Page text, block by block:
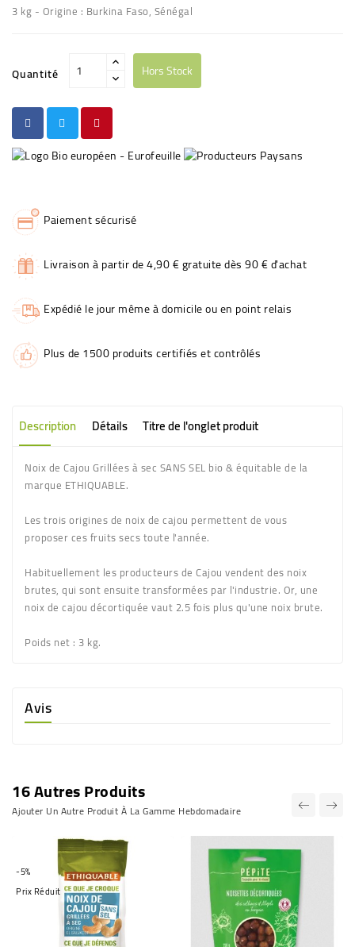
3 kg - Origine : Burkina Faso, Sénégal
Quantité Hors Stock
Paiement sécurisé
Livraison à partir de 4,90 € gratuite dès 90 € d'achat
Expédié le jour même à domicile ou en point relais
Plus de 1500 produits certifiés et contrôlés
Description Détails Titre de l'onglet produit
Noix de Cajou Grillées à sec SANS SEL bio & équitable de la
marque ETHIQUABLE.
Les trois origines de noix de cajou permettent de vous
proposer ces fruits secs toute l'année.
Habituellement les producteurs de Cajou vendent des noix
brutes, qui sont ensuite transformées par l'industrie. Or, une
noix de cajou décortiquée vaut 2.5 fois plus qu'une noix brute.
Poids net : 3 kg.
Avis
16 Autres Produits
Ajouter Un Autre Produit À La Gamme Hebdomadaire
-5%
Prix Réduit